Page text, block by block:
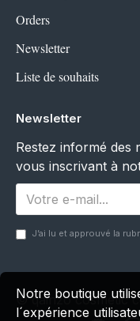
Orders
Newsletter
Liste de souhaits
Newsletter
Restez informé des
vous inscrivant à
J’ai lu et approuvé la
© qainzo cosmetic
Notre boutique
l´expérience